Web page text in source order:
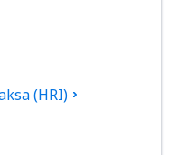
(HRI)